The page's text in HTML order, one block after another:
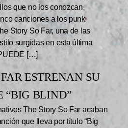
que no los conozcan,
canciones a los punk
Story So Far, una de las
surgidas en esta última
[…]
ESTRENAN SU
“BIG BLIND”
The Story So Far acaban
que lleva por título “Big